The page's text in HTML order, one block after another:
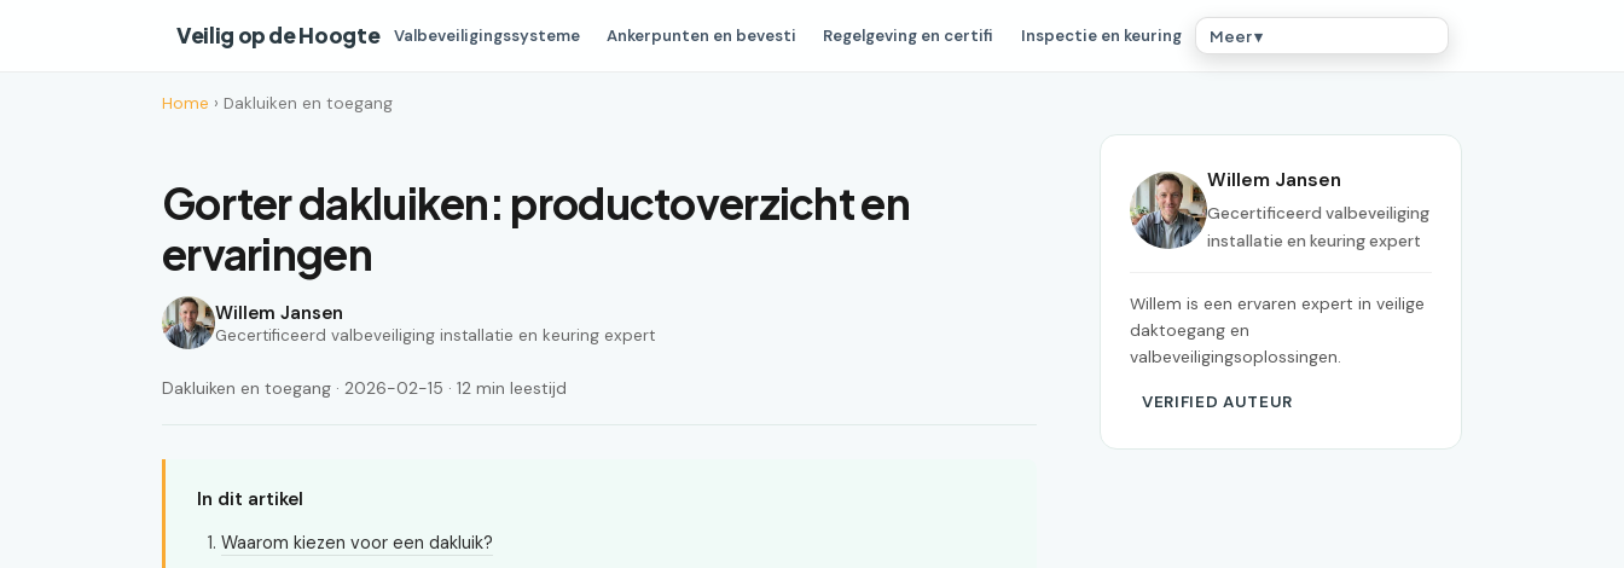
Veilig op de Hoogte Valbeveiligingssysteme Ankerpunten en bevesti Regelgeving en certifi Inspectie en keuring Meer ▾
Home › Dakluiken en toegang
Gorter dakluiken: productoverzicht en
ervaringen
Willem Jansen
Gecertificeerd valbeveiliging installatie en keuring expert
Dakluiken en toegang · 2026-02-15 · 12 min leestijd
In dit artikel
Waarom kiezen voor een dakluik?
Willem Jansen
Gecertificeerd valbeveiliging
installatie en keuring expert
Willem is een ervaren expert in veilige
daktoegang en
valbeveiligingsoplossingen.
VERIFIED AUTEUR